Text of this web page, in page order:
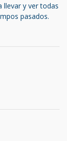
llevar y ver todas
pasados.